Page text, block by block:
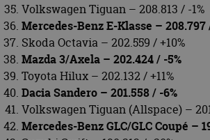
Volkswagen Tiguan – 208.813 / -1%
Mercedes-Benz E-Klasse – 208.797
Skoda Octavia – 202.559 / +10%
Mazda 3/Axela – 202.424 / -5%
Toyota Hilux – 202.132 / +11%
Dacia Sandero – 201.558 / -6%
Volkswagen Tiguan (Allspace) –
Mercedes-Benz GLC/GLC Coupé –